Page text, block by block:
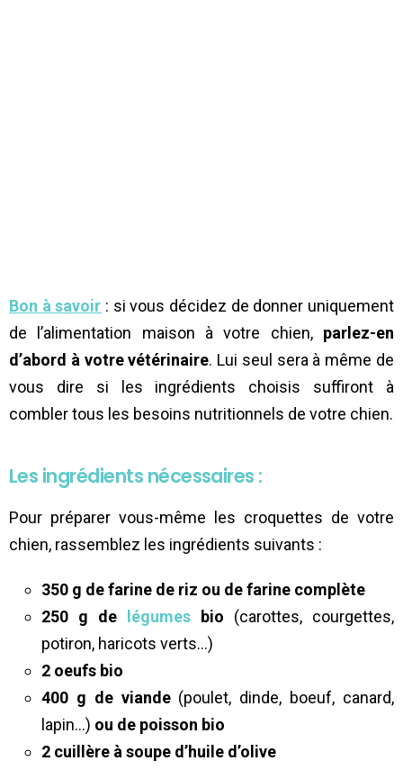
Bon à savoir : si vous décidez de donner uniquement
de l’alimentation maison à votre chien, parlez-en
d’abord à votre vétérinaire. Lui seul sera à même de
vous dire si les ingrédients choisis suffiront à
combler tous les besoins nutritionnels de votre chien.
Les ingrédients nécessaires :
Pour préparer vous-même les croquettes de votre
chien, rassemblez les ingrédients suivants :
350 g de farine de riz ou de farine complète
250 g de
légumes bio (carottes, courgettes,
potiron, haricots verts…)
2 oeufs bio
400 g de viande(poulet, dinde, boeuf, canard,
lapin…) ou de poisson bio
2 cuillère à soupe d’huile d’olive